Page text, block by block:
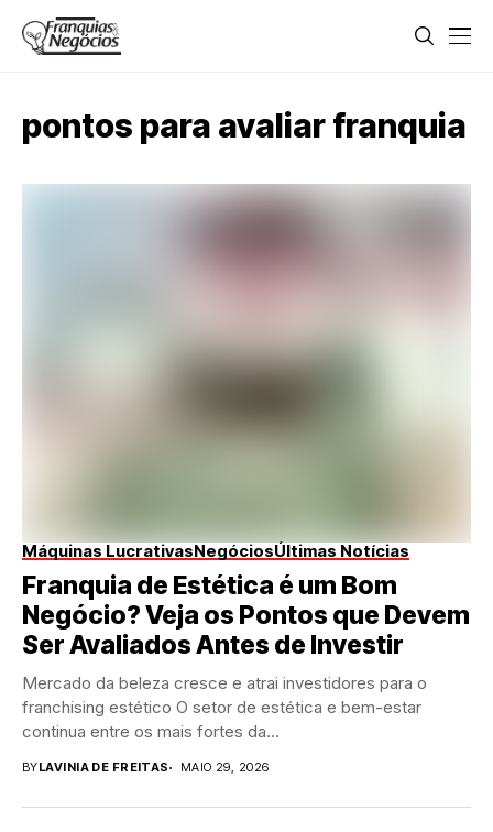
pontos para avaliar franquia
Máquinas LucrativasNegóciosÚltimas Notícias
Franquia de Estética é um Bom
Negócio? Veja os Pontos que Devem
Ser Avaliados Antes de Investir
Mercado da beleza cresce e atrai investidores para o
franchising estético O setor de estética e bem-estar
continua entre os mais fortes da...
BYLAVINIA DE FREITAS MAIO 29, 2026